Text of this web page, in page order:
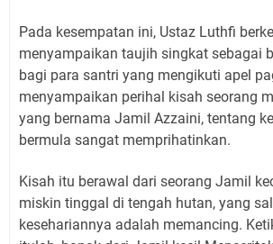
Pada kesempatan ini, Ustaz Luthfi
menyampaikan taujih singkat sebagai
bagi para santri yang mengikuti apel
menyampaikan perihal kisah seorang
yang bernama Jamil Azzaini, tentang
bermula sangat memprihatinkan.
Kisah itu berawal dari seorang Jamil
miskin tinggal di tengah hutan, yang
kesehariannya adalah memancing.